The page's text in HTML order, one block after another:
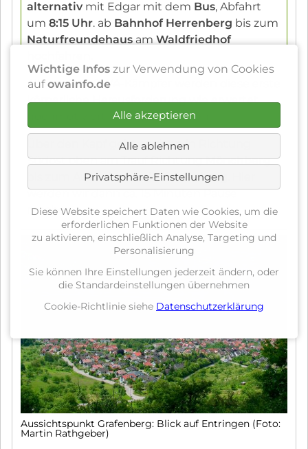
alternativ mit Edgar mit dem Bus, Abfahrt
um 8:15 Uhr. ab Bahnhof Herrenberg bis zum
Naturfreundehaus am Waldfriedhof
Alle andern OWA-Kämpfer werden diese erste
körperliche Herausforderung wie erwartet
hochmotiviert in Angriff nehmen.
Über den Kapf geht es dann in Richtung
Südost oben am Trauf RichtungMönchberg
bis zum AussichtspunktGrafenberg
werden wir dann ca. 15 Minuten Pause
machen.
Aussichtspunkt Grafenberg: Blick auf Entringen (Foto:
Martin Rathgeber)
Wichtige Infos zur Verwendung von Cookies
aufowainfo.de
Alle akzeptieren
Alle ablehnen
Privatsphäre-Einstellungen
Diese Website speichert Daten wie Cookies, um die
erforderlichen Funktionen der Website
zu aktivieren, einschließlich Analyse, Targeting und
Personalisierung
Sie können Ihre Einstellungen jederzeit ändern, oder
die Standardeinstellungen übernehmen
Cookie-Richtlinie siehe Datenschutzerklärung